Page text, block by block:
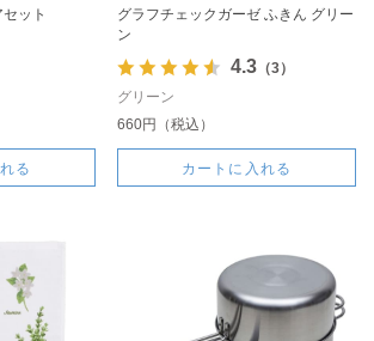
ット
る
グラフチェックガーゼ ふきん グリー
ン
4.3（3）
グリーン
660円（税込）
カートに入れる